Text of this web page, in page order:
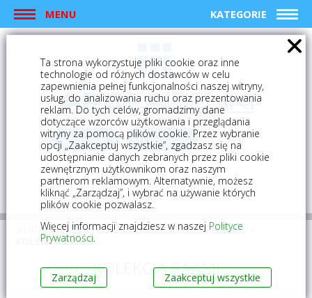
MENU KATEGORIE
logowanie rejestracja
Mój koszyk (0)
STRONA GŁÓWNA PŁYTKI
PŁYTKI GRESOWE
KOLEKCJA SAAMI
KOLEKCJA SAAMI
Ta strona wykorzystuje pliki cookie oraz inne
technologie od różnych dostawców w celu
zapewnienia pełnej funkcjonalności naszej witryny,
usług, do analizowania ruchu oraz prezentowania
reklam. Do tych celów, gromadzimy dane
dotyczące wzorców użytkowania i przeglądania
witryny za pomocą plików cookie. Przez wybranie
opcji „Zaakceptuj wszystkie”, zgadzasz się na
udostępnianie danych zebranych przez pliki cookie
zewnętrznym użytkownikom oraz naszym
partnerom reklamowym. Alternatywnie, możesz
kliknąć „Zarządzaj”, i wybrać na używanie których
plików cookie pozwalasz.
Więcej informacji znajdziesz w naszej Polityce
Prywatności.
Zarządzaj Zaakceptuj wszystkie